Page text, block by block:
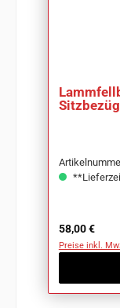
Regulärer
58,00 €
Preise inkl.